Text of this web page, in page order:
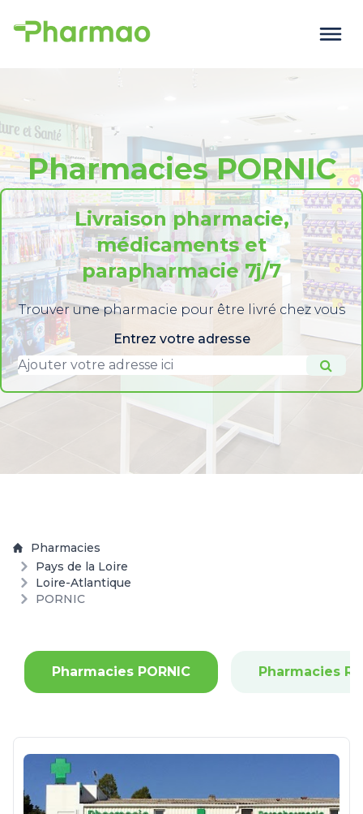
Pharmacies PORNIC
Livraison pharmacie,
médicaments et
parapharmacie 7j/7
Trouver une pharmacie pour être livré chez vous
Entrez votre adresse
Pharmacies
Pays de la Loire
Loire-Atlantique
PORNIC
Pharmacies PORNIC Pharmacies